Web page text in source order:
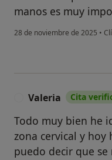
manos es muy
28 de noviembre de 2025 •
Valeria Cita
Todo muy bien he
zona cervical y hoy
puedo decir que